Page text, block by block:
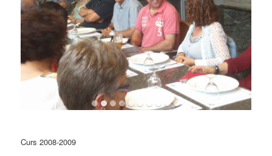
Curs 2008-2009